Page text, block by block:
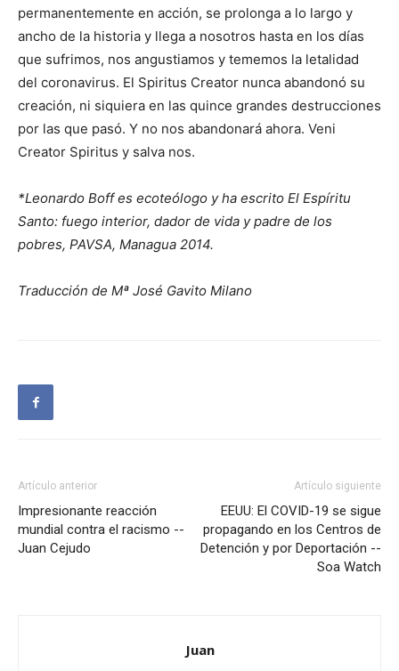
permanentemente en acción, se prolonga a lo largo y
ancho de la historia y llega a nosotros hasta en los días
que sufrimos, nos angustiamos y tememos la letalidad
del coronavirus. El Spiritus Creator nunca abandonó su
creación, ni siquiera en las quince grandes destrucciones
por las que pasó. Y no nos abandonará ahora. Veni
Creator Spiritus y salva nos.
*Leonardo Boff es ecoteólogo y ha escrito El Espíritu
Santo: fuego interior, dador de vida y padre de los
pobres, PAVSA, Managua 2014.
Traducción de Mª José Gavito Milano
Artículo anterior
Impresionante reacción
mundial contra el racismo --
Juan Cejudo
Artículo siguiente
EEUU: El COVID-19 se sigue
propagando en los Centros de
Detención y por Deportación --
Soa Watch
Juan